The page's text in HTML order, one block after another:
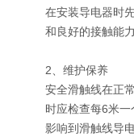
在安装导电器时
和良好的接触能
2、维护保养
安全滑触线在正
时应检查每6米
影响到滑触线导